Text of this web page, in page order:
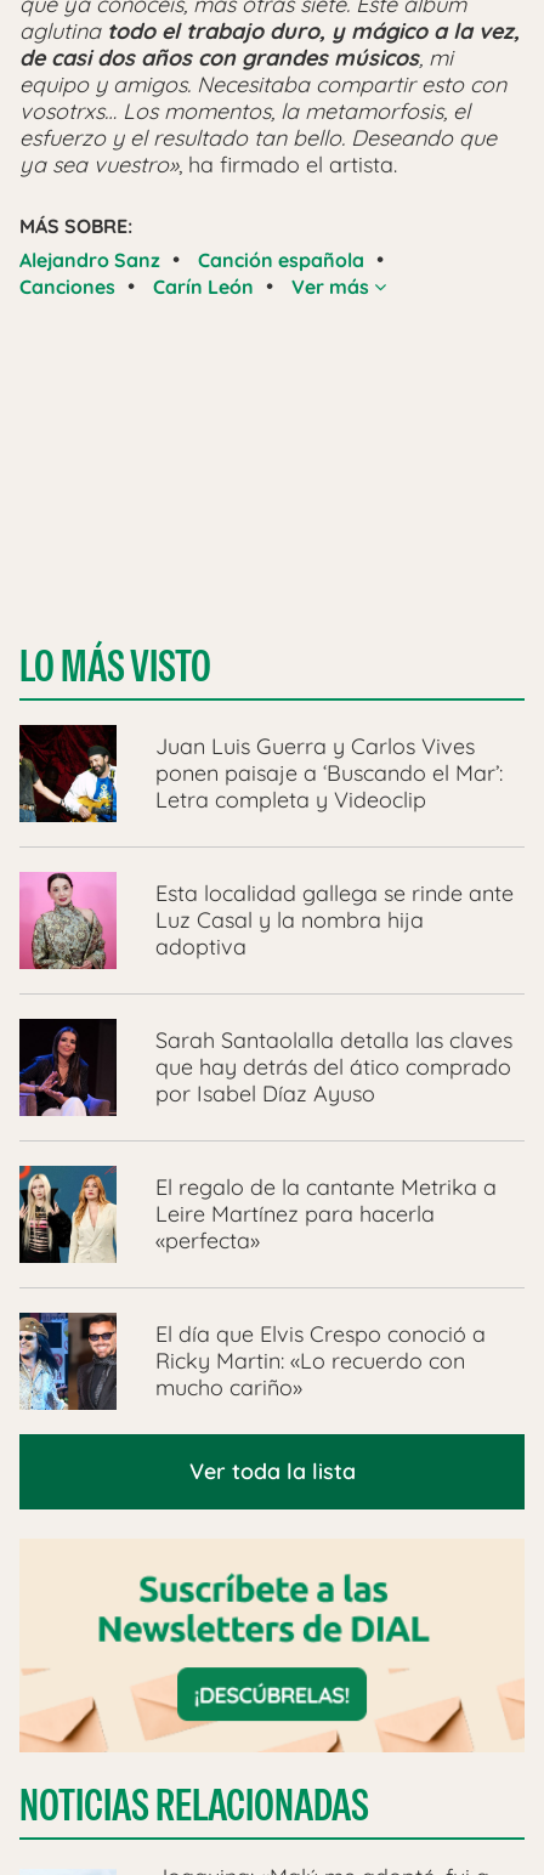
aglutina todo el trabajo duro, y mágico a la vez,
de casi dos años con grandes músicos, mi
equipo y amigos. Necesitaba compartir esto con
vosotrxs… Los momentos, la metamorfosis, el
esfuerzo y el resultado tan bello. Deseando que
ya sea vuestro», ha firmado el artista.
MÁS SOBRE:
Alejandro Sanz • Canción española •
Canciones • Carín León • Ver más
LO MÁS VISTO
Juan Luis Guerra y Carlos Vives
ponen paisaje a ‘Buscando el Mar’:
Letra completa y Videoclip
Esta localidad gallega se rinde ante
Luz Casal y la nombra hija
adoptiva
Sarah Santaolalla detalla las claves
que hay detrás del ático comprado
por Isabel Díaz Ayuso
El regalo de la cantante Metrika a
Leire Martínez para hacerla
«perfecta»
El día que Elvis Crespo conoció a
Ricky Martin: «Lo recuerdo con
mucho cariño»
Ver toda la lista
NOTICIAS RELACIONADAS